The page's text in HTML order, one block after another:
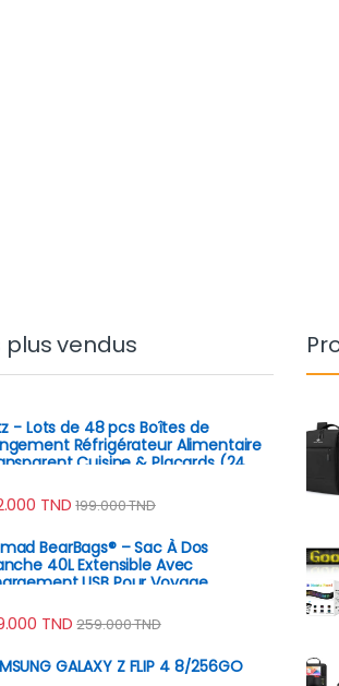
plus vendus
- Lots de 48 pcs Boîtes de
Réfrigérateur Alimentaire
Cuisine & Placards (24
TND 199.000TND
BearBags® – Sac À Dos
40L Extensible Avec
USB Pour Voyage
TND 259.000TND
GALAXY Z FLIP 4 8/256GO